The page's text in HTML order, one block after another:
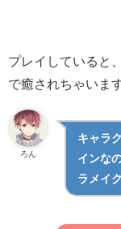
プレイしていると
で癒されちゃいま
ろん
キャラ
インな
ラメイ